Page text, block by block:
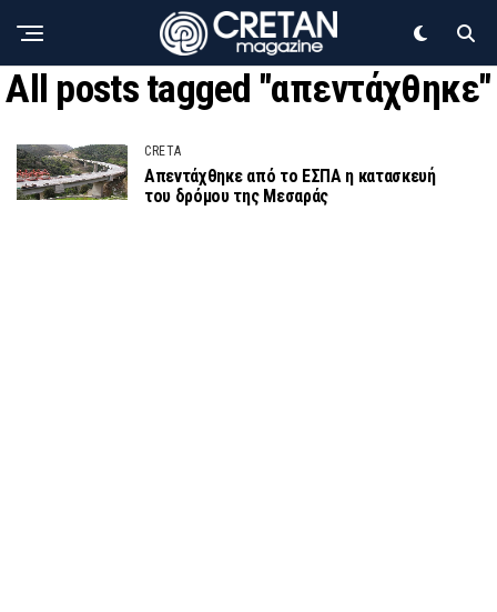
All posts tagged "απεντάχθηκε"
CRETA
Απεντάχθηκε από το ΕΣΠΑ η κατασκευή
του δρόμου της Μεσαράς